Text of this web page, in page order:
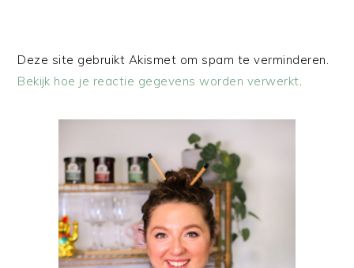
Deze site gebruikt Akismet om spam te verminderen.
Bekijk hoe je reactie gegevens worden verwerkt.